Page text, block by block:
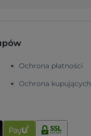
Ochrona płatności
Ochrona kupujących